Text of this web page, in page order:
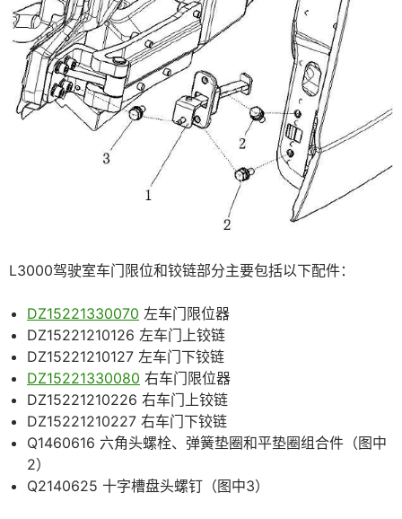
L3000驾驶室车门限位和铰链部分主要包括以下配件：
DZ15221330070 左车门限位器
DZ15221210126 左车门上铰链
DZ15221210127 左车门下铰链
DZ15221330080 右车门限位器
DZ15221210226 右车门上铰链
DZ15221210227 右车门下铰链
Q1460616 六角头螺栓、弹簧垫圈和平垫圈组合件（图中
2）
Q2140625 十字槽盘头螺钉（图中3）